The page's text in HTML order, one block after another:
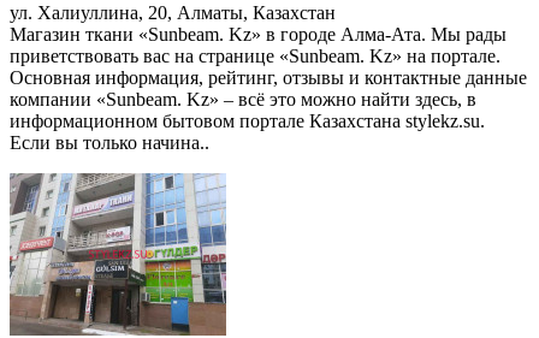
ул. Халиуллина, 20, Алматы, Казахстан
Магазин ткани «Sunbeam. Kz» в городе Алма-Ата. Мы рады
приветствовать вас на странице «Sunbeam. Kz» на портале.
Основная информация, рейтинг, отзывы и контактные данные
компании «Sunbeam. Kz» – всё это можно найти здесь, в
информационном бытовом портале Казахстана stylekz.su.
Если вы только начина..